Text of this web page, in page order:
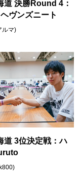
決勝Round 4：
ヴンズニート
ルマ)
3位決定戦：ハ